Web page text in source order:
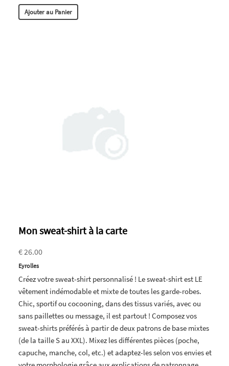
Ajouter au Panier
Mon sweat-shirt à la carte
€ 26.00
Eyrolles
Créez votre sweat-shirt personnalisé ! Le sweat-shirt est LE
vêtement indémodable et mixte de toutes les garde-robes.
Chic, sportif ou cocooning, dans des tissus variés, avec ou
sans paillettes ou message, il est partout ! Composez vos
sweat-shirts préférés à partir de deux patrons de base mixtes
(de la taille S au XXL). Mixez les différentes pièces (poche,
capuche, manche, col, etc.) et adaptez-les selon vos envies et